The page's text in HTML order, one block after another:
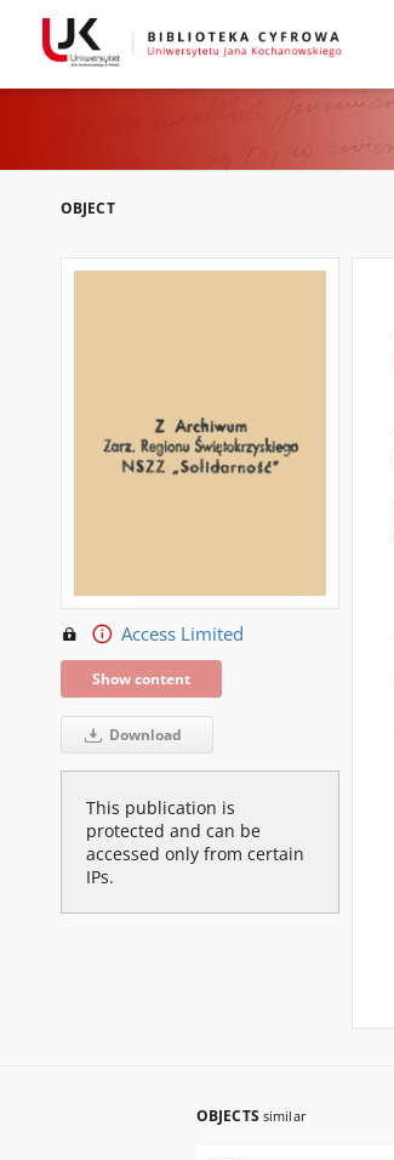
OBJECT
Access Limited
Show content
Download
This publication is
protected and can be
accessed only from certain
IPs.
OBJECTS similar